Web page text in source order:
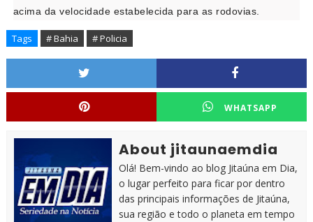
acima da velocidade estabelecida para as rodovias.
Tags # Bahia # Policia
WHATSAPP
About jitaunaemdia
Olá! Bem-vindo ao blog Jitaúna em Dia,
o lugar perfeito para ficar por dentro
das principais informações de Jitaúna,
sua região e todo o planeta em tempo